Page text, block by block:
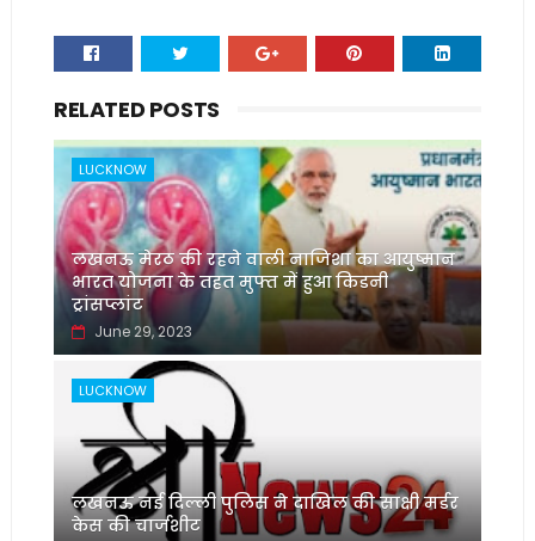
RELATED POSTS
LUCKNOW
लखनऊ मेरठ की रहने वाली नाजिशा का आयुष्मान
भारत योजना के तहत मुफ्त में हुआ किडनी
ट्रांसप्लांट
June 29, 2023
LUCKNOW
लखनऊ नई दिल्ली पुलिस ने दाखिल की साक्षी मर्डर
केस की चार्जशीट